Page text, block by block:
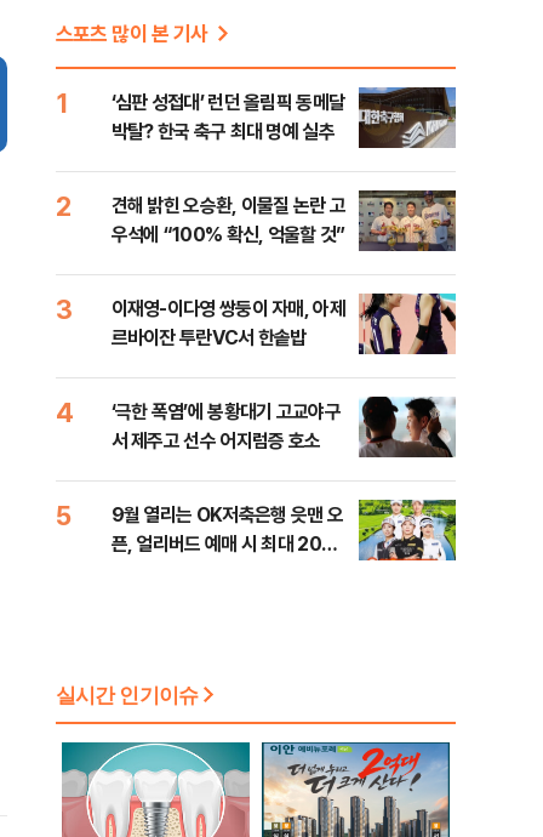
스포츠 많이 본 기사
1
‘심판 성접대’ 런던 올림픽 동메달
박탈? 한국 축구 최대 명예 실추
2
견해 밝힌 오승환, 이물질 논란 고
우석에 “100% 확신, 억울할 것”
3
이재영-이다영 쌍둥이 자매, 아제
르바이잔 투란VC서 한솥밥
4
‘극한 폭염’에 봉황대기 고교야구
서 제주고 선수 어지럼증 호소
5
9월 열리는 OK저축은행 읏맨 오
픈, 얼리버드 예매 시 최대 20%